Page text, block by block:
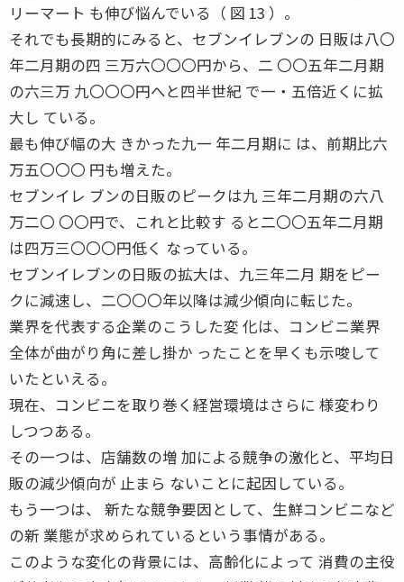
リーマート も伸び悩んでいる（ 図 13 ）。
それでも長期的にみると、セブンイレブンの 日販は八〇
年二月期の四 三万六〇〇〇円から、二 〇〇五年二月期
の六三万 九〇〇〇円へと四半世紀 で一・五倍近くに拡
大し ている。
最も伸び幅の大 きかった九一 年二月期に は、前期比六
万五〇〇〇 円も増えた。
セブンイレ ブンの日販のピークは九 三年二月期の六八
万二〇 〇〇円で、これと比較す ると二〇〇五年二月期
は四万三〇〇〇円低く なっている。
セブンイレブンの日販の拡大は、九三年二月 期をピー
クに減速し、二〇〇〇年以降は減少傾向に転じた。
業界を代表する企業のこうした変 化は、コンビニ業界
全体が曲がり角に差し掛か ったことを早くも示唆して
いたといえる。
現在、コンビニを取り巻く経営環境はさらに 様変わり
しつつある。
その一つは、店舗数の増 加による競争の激化と、平均日
販の減少傾向が 止まら ないことに起因している。
もう一つは、 新たな競争要因として、生鮮コンビニなど
の新 業態が求められているという事情がある。
このような変化の背景には、高齢化によって 消費の主役